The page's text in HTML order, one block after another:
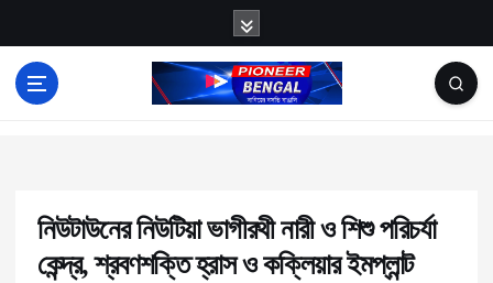
k
নিউটাউনের নিউটিয়া ভাগীরথী নারী ও শিশু পরিচর্যা
কেন্দ্র, শ্রবণশক্তি হ্রাস ও কক্লিয়ার ইমপ্লান্ট